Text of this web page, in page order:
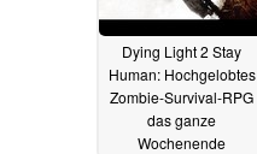
Dying Light 2 Stay
Human: Hochgelobtes
Zombie-Survival-RPG
das ganze
Wochenende